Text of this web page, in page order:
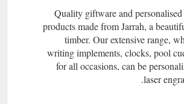
Quality giftware and
products made from Jarrah, a
timber. Our extensive range,
writing implements, clocks, pool
for all occasions, can be
laser